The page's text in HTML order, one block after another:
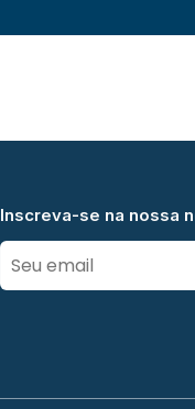
Inscreva-se na nossa